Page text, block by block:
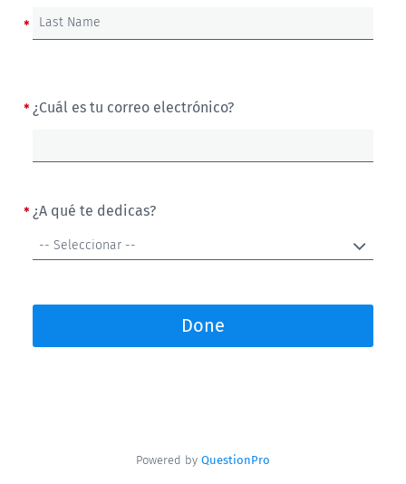
Last Name
¿Cuál es tu correo electrónico?
¿A qué te dedicas?
-- Seleccionar --
Done
Powered by QuestionPro